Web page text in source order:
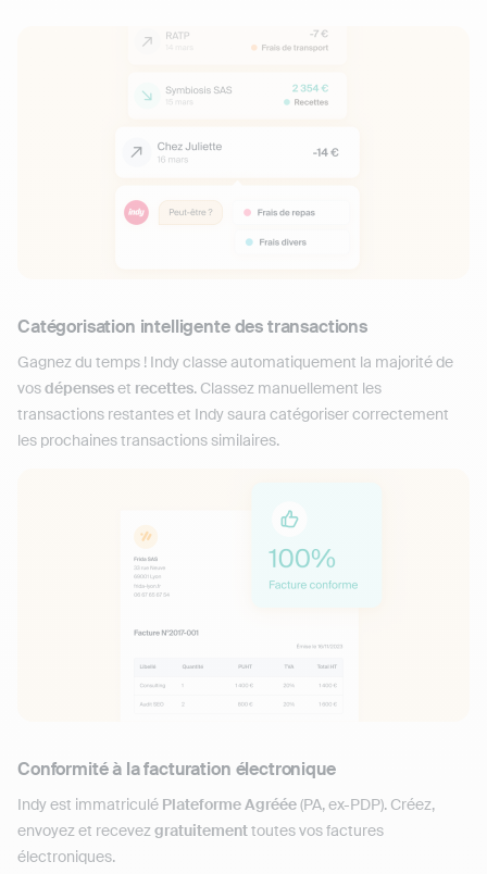
Catégorisation intelligente des transactions
Gagnez du temps ! Indy classe automatiquement la majorité de
vosdépenseset recettes. Classez manuellement les
transactions restantes et Indy saura catégoriser correctement
les prochaines transactions similaires.
Conformité à la facturation électronique
Indy est immatriculé Plateforme Agréée(PA, ex-PDP). Créez,
envoyez et recevezgratuitementtoutes vos factures
électroniques.